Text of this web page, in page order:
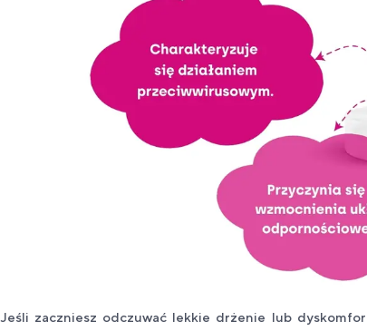
Jeśli zaczniesz odczuwać lekkie drżenie lub